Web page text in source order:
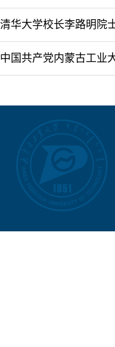
清华大学校长李路明院
中国共产党内蒙古工业